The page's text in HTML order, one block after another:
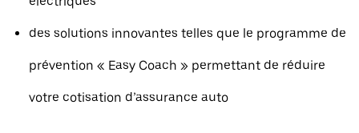
des solutions innovantes telles que le programme de
prévention « Easy Coach » permettant de réduire
votre cotisation d’assurance auto